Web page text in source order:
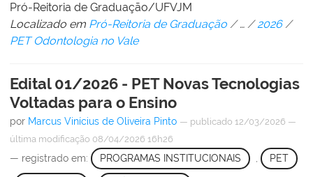
Pró-Reitoria de Graduação/UFVJM
Localizado em Pró-Reitoria de Graduação /… /2026 /
PET Odontologia no Vale
Edital 01/2026 - PET Novas Tecnologias
Voltadas para o Ensino
por Marcus Vinícius de Oliveira Pinto — publicado 12/03/2026 —
última modificação 08/04/2026 16h26
— registrado em: PROGRAMAS INSTITUCIONAIS , PET